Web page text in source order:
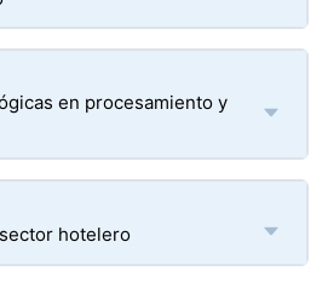
en procesamiento y
hotelero